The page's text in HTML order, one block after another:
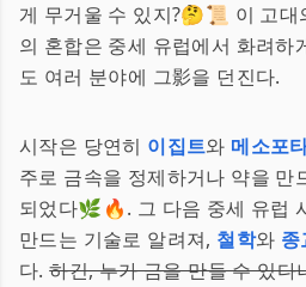
게 무거울 수 있지?🤔📜 이 고대
의 혼합은 중세 유럽에서 화려하
도 여러 분야에 그影을 던진다.
시작은 당연히 이집트와 메소포
주로 금속을 정제하거나 약을 만
되었다🌿🔥. 그 다음 중세 유럽
만드는 기술로 알려져, 철학와 종
다.하긴, 누가 금을 만들 수 있